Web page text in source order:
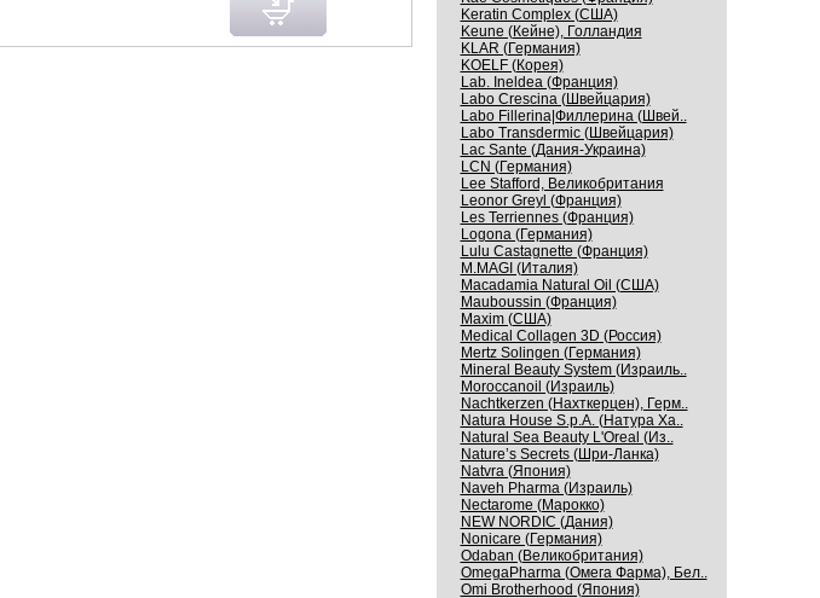
Keratin Complex (США)
Keune (Кейне), Голландия
KLAR (Германия)
KOELF (Корея)
Lab. Ineldea (Франция)
Labo Crescina (Швейцария)
Labo Fillerina|Филлерина (Швей..
Labo Transdermic (Швейцария)
Lac Sante (Дания-Украина)
LCN (Германия)
Lee Stafford, Великобритания
Leonor Greyl (Франция)
Les Terriennes (Франция)
Logona (Германия)
Lulu Castagnette (Франция)
M.MAGI (Италия)
Macadamia Natural Oil (США)
Mauboussin (Франция)
Maxim (США)
Medical Collagen 3D (Россия)
Mertz Solingen (Германия)
Mineral Beauty System (Израиль..
Moroccanoil (Израиль)
Nachtkerzen (Нахткерцен), Герм..
Natura House S.p.A. (Натура Ха..
Natural Sea Beauty L'Oreal (Из..
Nature’s Secrets (Шри-Ланка)
Natvra (Япония)
Naveh Pharma (Израиль)
Nectarome (Марокко)
NEW NORDIC (Дания)
Nonicare (Германия)
Odaban (Великобритания)
OmegaPharma (Омега Фарма), Бел..
Omi Brotherhood (Япония)